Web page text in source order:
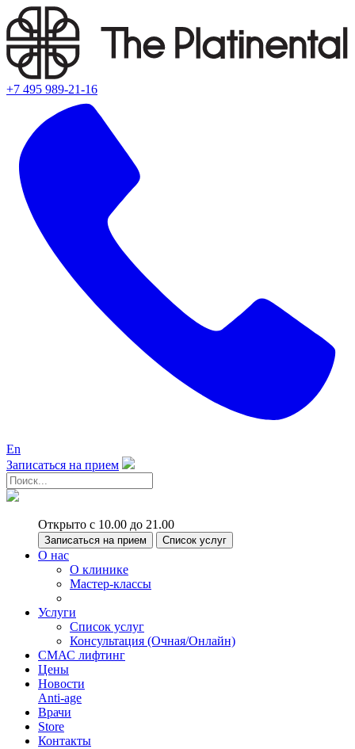
+7 495 989-21-16
En
Записаться на прием
Открыто с 10.00 до 21.00
Записаться на прием Список услуг
О нас
О клинике
Мастер-классы
Услуги
Список услуг
Консультация (Очная/Онлайн)
СМАС лифтинг
Цены
Новости
Anti-age
Врачи
Store
Контакты